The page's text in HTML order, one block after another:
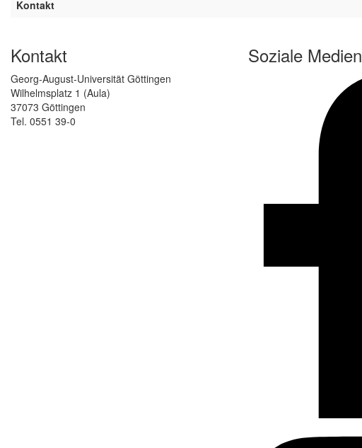
Kontakt
Kontakt
Georg-August-Universität Göttingen
Wilhelmsplatz 1 (Aula)
37073 Göttingen
Tel. 0551 39-0
Soziale Medien